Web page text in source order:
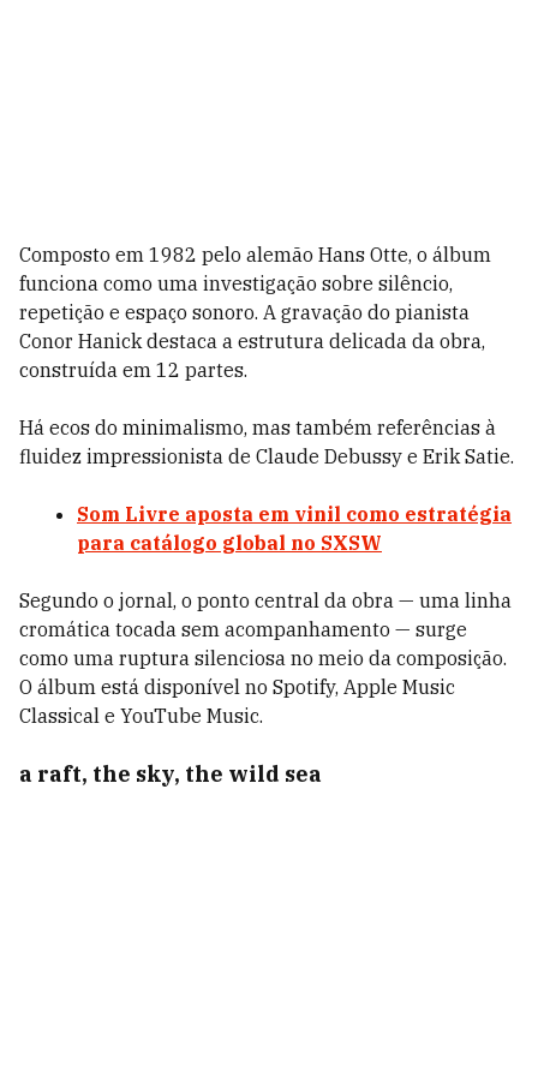
Composto em 1982 pelo alemão Hans Otte, o álbum
funciona como uma investigação sobre silêncio,
repetição e espaço sonoro. A gravação do pianista
Conor Hanick destaca a estrutura delicada da obra,
construída em 12 partes.
Há ecos do minimalismo, mas também referências à
fluidez impressionista de Claude Debussy e Erik Satie.
Som Livre aposta em vinil como estratégia
para catálogo global no SXSW
Segundo o jornal, o ponto central da obra — uma linha
cromática tocada sem acompanhamento — surge
como uma ruptura silenciosa no meio da composição.
O álbum está disponível no Spotify, Apple Music
Classical e YouTube Music.
a raft, the sky, the wild sea